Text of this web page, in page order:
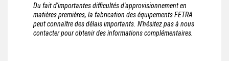
Du fait d'importantes difficultés d'approvisionnement en
matières premières, la fabrication des équipements FETRA
peut connaître des délais importants. N'hésitez pas à nous
contacter pour obtenir des informations complémentaires.